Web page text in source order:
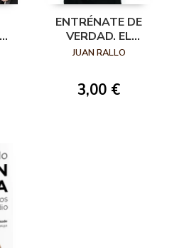
ENTRÉNATE DE
VERDAD. EL
MÉTODO JUAN
JUAN RALLO
3,00 €